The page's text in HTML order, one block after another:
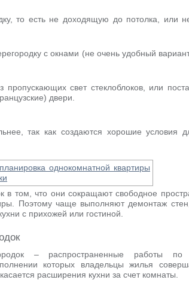
то есть не доходящую до потолка, или
с окнами (не очень удобный
пропускающих свет стеклоблоков, или
двери.
так как создаются хорошие условия
в том, что они сокращают свободное
Поэтому чаще выполняют демонтаж
с прихожей или гостиной.
– распространенные работы по
которых владельцы жилья
расширения кухни за счет комнаты.